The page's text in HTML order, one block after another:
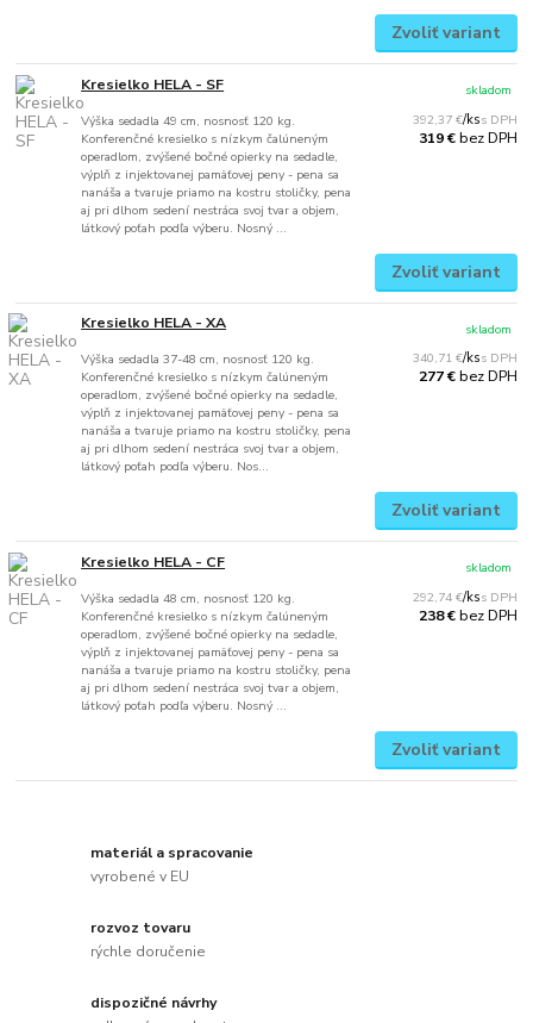
Zvoliť variant
Kresielko HELA - SF
Výška sedadla 49 cm, nosnosť 120 kg.
Konferenčné kresielko s nízkym čalúneným
operadlom, zvýšené bočné opierky na sedadle,
výplň z injektovanej pamäťovej peny - pena sa
nanáša a tvaruje priamo na kostru stoličky, pena
aj pri dlhom sedení nestráca svoj tvar a objem,
látkový poťah podľa výberu. Nosný ...
392,37 €/ks
319 €bez DPH
skladom
Zvoliť variant
Kresielko HELA - XA
Výška sedadla 37-48 cm, nosnosť 120 kg.
Konferenčné kresielko s nízkym čalúneným
operadlom, zvýšené bočné opierky na sedadle,
výplň z injektovanej pamäťovej peny - pena sa
nanáša a tvaruje priamo na kostru stoličky, pena
aj pri dlhom sedení nestráca svoj tvar a objem,
látkový poťah podľa výberu. Nos...
340,71 €/ks
277 €bez DPH
skladom
Zvoliť variant
Kresielko HELA - CF
Výška sedadla 48 cm, nosnosť 120 kg.
Konferenčné kresielko s nízkym čalúneným
operadlom, zvýšené bočné opierky na sedadle,
výplň z injektovanej pamäťovej peny - pena sa
nanáša a tvaruje priamo na kostru stoličky, pena
aj pri dlhom sedení nestráca svoj tvar a objem,
látkový poťah podľa výberu. Nosný ...
292,74 €/ks
238 €bez DPH
skladom
Zvoliť variant
materiál a spracovanie
vyrobené v EU
rozvoz tovaru
rýchle doručenie
dispozičné návrhy